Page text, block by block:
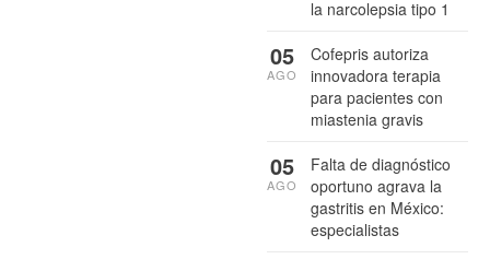
la narcolepsia tipo 1
Cofepris autoriza
innovadora terapia
para pacientes con
miastenia gravis
05
AGO
Falta de diagnóstico
oportuno agrava la
gastritis en México:
especialistas
05
AGO